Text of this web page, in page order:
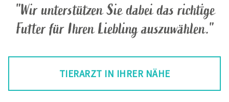
"Wir unterstützen Sie dabei das richtige
Futter für Ihren Liebling auszuwählen."
TIERARZT IN IHRER NÄHE